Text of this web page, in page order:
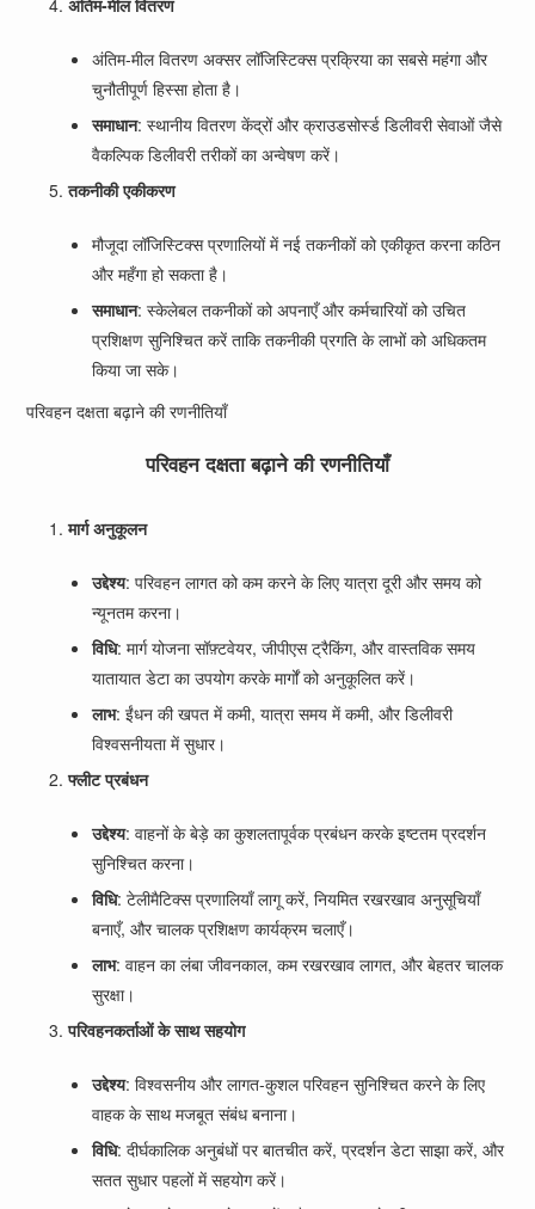
अंतिम-मील वितरण
अंतिम-मील वितरण अक्सर लॉजिस्टिक्स प्रक्रिया का सबसे महंगा और
चुनौतीपूर्ण हिस्सा होता है।
समाधान: स्थानीय वितरण केंद्रों और क्राउडसोर्स्ड डिलीवरी सेवाओं जैसे
वैकल्पिक डिलीवरी तरीकों का अन्वेषण करें।
तकनीकी एकीकरण
मौजूदा लॉजिस्टिक्स प्रणालियों में नई तकनीकों को एकीकृत करना कठिन
और महँगा हो सकता है।
समाधान: स्केलेबल तकनीकों को अपनाएँ और कर्मचारियों को उचित
प्रशिक्षण सुनिश्चित करें ताकि तकनीकी प्रगति के लाभों को अधिकतम
किया जा सके।
परिवहन दक्षता बढ़ाने की रणनीतियाँ
परिवहन दक्षता बढ़ाने की रणनीतियाँ
मार्ग अनुकूलन
उद्देश्य: परिवहन लागत को कम करने के लिए यात्रा दूरी और समय को
न्यूनतम करना।
विधि: मार्ग योजना सॉफ़्टवेयर, जीपीएस ट्रैकिंग, और वास्तविक समय
यातायात डेटा का उपयोग करके मार्गों को अनुकूलित करें।
लाभ: ईंधन की खपत में कमी, यात्रा समय में कमी, और डिलीवरी
विश्वसनीयता में सुधार।
फ्लीट प्रबंधन
उद्देश्य: वाहनों के बेड़े का कुशलतापूर्वक प्रबंधन करके इष्टतम प्रदर्शन
सुनिश्चित करना।
विधि: टेलीमैटिक्स प्रणालियाँ लागू करें, नियमित रखरखाव अनुसूचियाँ
बनाएँ, और चालक प्रशिक्षण कार्यक्रम चलाएँ।
लाभ: वाहन का लंबा जीवनकाल, कम रखरखाव लागत, और बेहतर चालक
सुरक्षा।
परिवहनकर्ताओं के साथ सहयोग
उद्देश्य: विश्वसनीय और लागत-कुशल परिवहन सुनिश्चित करने के लिए
वाहक के साथ मजबूत संबंध बनाना।
विधि: दीर्घकालिक अनुबंधों पर बातचीत करें, प्रदर्शन डेटा साझा करें, और
सतत सुधार पहलों में सहयोग करें।